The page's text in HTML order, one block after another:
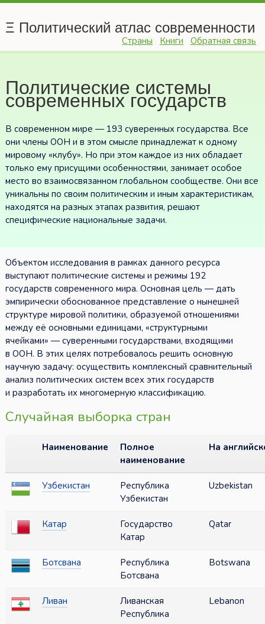
Ξ Политический атлас современности
Страны Книги Обратная связь
Политические системы
современных государств
В современном мире — 193 суверенных государства. Все
они члены ООН и в этом смысле принадлежат к одному
мировому «клубу». Но при этом каждое из них обладает
только ему присущими особенностями, занимает особое
место во взаимосвязанном глобальном сообществе. Они все
уникальны по своим политическим и иным характеристикам,
находятся на разных этапах развития, решают
специфические национальные задачи.
Объектом исследования в рамках данного ресурса
выступают политические системы и режимы 192
государств современного мира. Основная цель — дать
эмпирически обоснованное представление о нынешней
структуре мировой политики, образуемой отношениями
между её основными единицами, «структурными
ячейками» — суверенными государствами, входящими
в ООН. В этих целях потребовалось решить основную
научную задачу: осуществить комплексный сравнительный
анализ политических систем всех этих государств
и разработать их многомерную классификацию.
Случайная выборка стран
Наименование
Полное
наименование
На
Узбекистан
Республика
Узбекистан
Uzbekistan
Катар
Государство
Катар
Qatar
Ботсвана
Республика
Ботсвана
Botswana
Ливан
Ливанская
Республика
Lebanon